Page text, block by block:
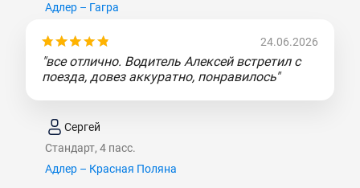
Адлер – Гагра
24.06.2026
"все отлично. Водитель Алексей встретил с
поезда, довез аккуратно, понравилось"
Сергей
Стандарт, 4 пасс.
Адлер – Красная Поляна